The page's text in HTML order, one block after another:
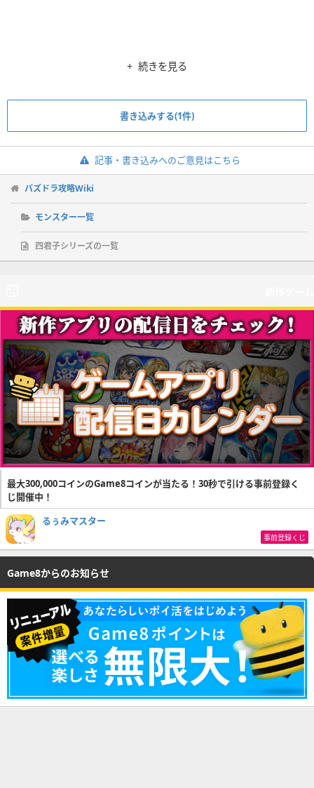
続きを見る
書き込みする(1件)
記事・書き込みへのご意見はこちら
パズドラ攻略Wiki
モンスター一覧
四君子シリーズの一覧
最大300,000コインのGame8コインが当たる！30秒で引ける事前登録く
じ開催中！
るぅみマスター
事前登録くじ
Game8からのお知らせ